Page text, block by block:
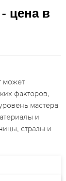
цена в
может
факторов,
мастера
и
стразы и